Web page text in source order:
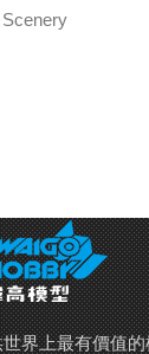
界上最有價值的